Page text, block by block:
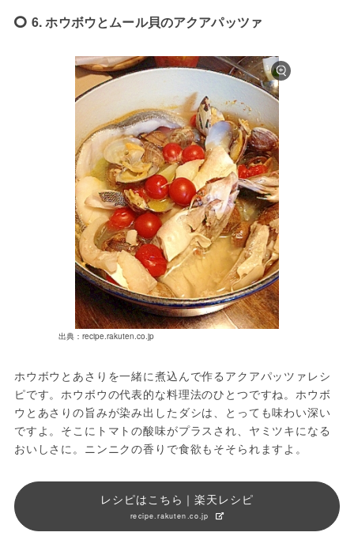
6. ホウボウとムール貝のアクアパッツァ
出典：recipe.rakuten.co.jp
ホウボウとあさりを一緒に煮込んで作るアクアパッツァレシ
ピです。ホウボウの代表的な料理法のひとつですね。ホウボ
ウとあさりの旨みが染み出したダシは、とっても味わい深い
ですよ。そこにトマトの酸味がプラスされ、ヤミツキになる
おいしさに。ニンニクの香りで食欲もそそられますよ。
レシピはこちら｜楽天レシピ
recipe.rakuten.co.jp